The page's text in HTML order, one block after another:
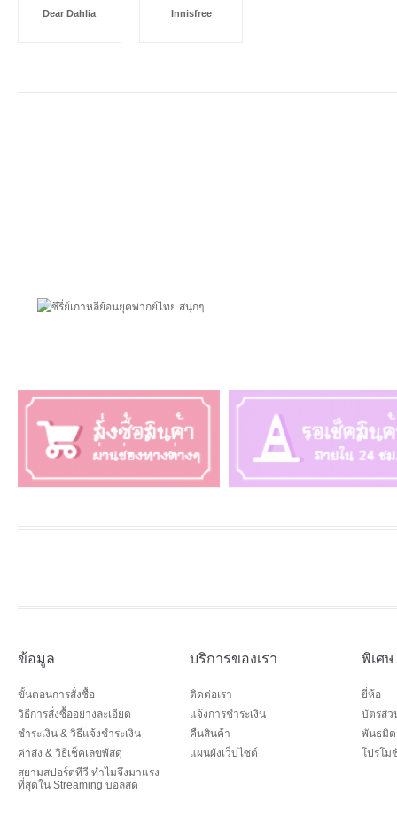
Dear Dahlia Innisfree
ข้อมูล
ขั้นตอนการสั่งซื้อ
วิธีการสั่งซื้ออย่างละเอียด
ชำระเงิน & วิธีแจ้งชำระเงิน
ค่าส่ง & วิธีเช็คเลขพัสดุ
สยามสปอร์ตทีวี ทำไมจึงมาแรง
ที่สุดใน Streaming บอลสด
บริการของเรา
ติดต่อเรา
แจ้งการชำระเงิน
คืนสินค้า
แผนผังเว็บไซต์
พิเศษ
ยี่ห้อ
บัตรส่ว
พันธมิต
โปรโม